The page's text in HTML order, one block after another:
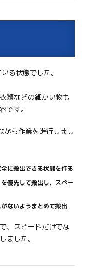
る状態でした。
類などの細かい物も
です。
がら作業を進行しまし
に搬出できる状態を作る
優先して搬出し、スペー
ないようまとめて搬出
、スピードだけでな
ました。